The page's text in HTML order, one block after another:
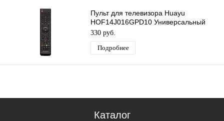
Пульт для телевизора Huayu
HOF14J016GPD10 Универсальный
пульт ду для различных моделей
телевизоров
330 руб.
Подробнее
Каталог